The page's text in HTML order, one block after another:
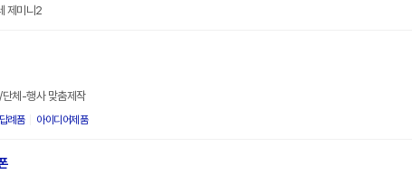
제미니2
체-행사 맞춤제작
례품 아이디어제품